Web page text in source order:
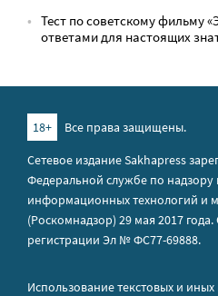
Тест по советскому фильму
ответами для настоящих
18+
Все права защищены.
Сетевое издание Sakhapress
Федеральной службе по надзору
информационных технологий и
(Роскомнадзор) 29 мая 2017 года.
регистрации Эл № ФС77-69888.
Использование текстовых и